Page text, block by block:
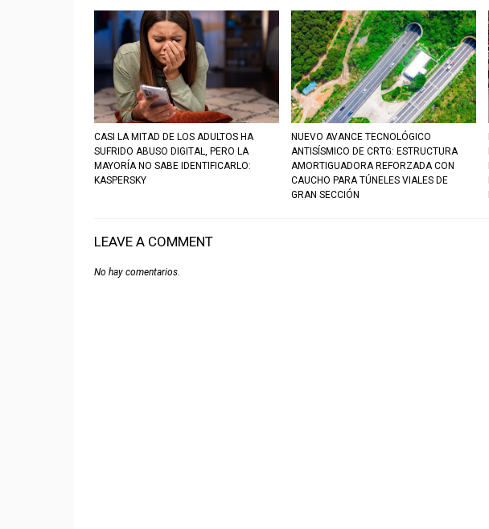
CASI LA MITAD DE LOS ADULTOS HA
SUFRIDO ABUSO DIGITAL, PERO LA
MAYORÍA NO SABE IDENTIFICARLO:
KASPERSKY
NUEVO AVANCE TECNOLÓGICO
ANTISÍSMICO DE CRTG: ESTRUCTURA
AMORTIGUADORA REFORZADA CON
CAUCHO PARA TÚNELES VIALES DE
GRAN SECCIÓN
LEAVE A COMMENT
No hay comentarios.